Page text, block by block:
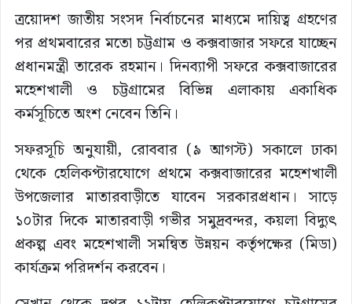
ত্রয়োদশ জাতীয় সংসদ নির্বাচনের মাধ্যমে দায়িত্ব গ্রহণের
পর প্রথমবারের মতো চট্টগ্রাম ও কক্সবাজার সফরে যাচ্ছেন
প্রধানমন্ত্রী তারেক রহমান। দিনব্যাপী সফরে কক্সবাজারের
মহেশখালী ও চট্টগ্রামের বিভিন্ন এলাকায় একাধিক
কর্মসূচিতে অংশ নেবেন তিনি।
সফরসূচি অনুযায়ী, রোববার (৯ আগস্ট) সকালে ঢাকা
থেকে হেলিকপ্টারযোগে প্রথমে কক্সবাজারের মহেশখালী
উপজেলার মাতারবাড়ীতে যাবেন সরকারপ্রধান। সাড়ে
১০টার দিকে মাতারবাড়ী গভীর সমুদ্রবন্দর, কয়লা বিদ্যুৎ
প্রকল্প এবং মহেশখালী সমন্বিত উন্নয়ন কর্তৃপক্ষের (মিডা)
কার্যক্রম পরিদর্শন করবেন।